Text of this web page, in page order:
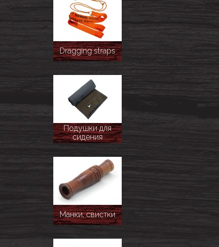
Dragging straps
Подушки для
сидения
Манки, свистки